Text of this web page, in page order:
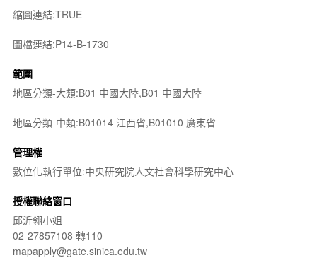
縮圖連結:TRUE
圖檔連結:P14-B-1730
範圍
地區分類-大類:B01 中國大陸,B01 中國大陸
地區分類-中類:B01014 江西省,B01010 廣東省
管理權
數位化執行單位:中央研究院人文社會科學研究中心
授權聯絡窗口
邱沂翎小姐
02-27857108 轉110
mapapply@gate.sinica.edu.tw